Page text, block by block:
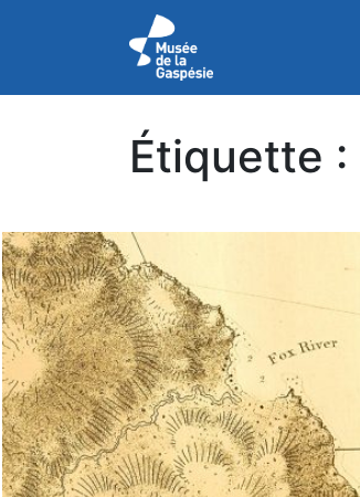
Étiquette :